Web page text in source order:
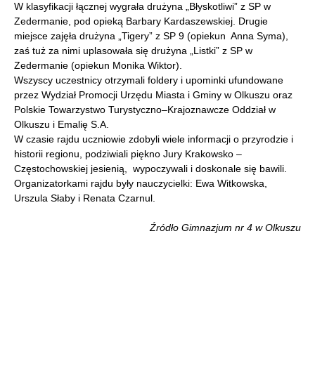
W klasyfikacji łącznej wygrała drużyna „Błyskotliwi” z SP w
Zedermanie, pod opieką Barbary Kardaszewskiej. Drugie
miejsce zajęła drużyna „Tigery” z SP 9 (opiekun Anna Syma),
zaś tuż za nimi uplasowała się drużyna „Listki” z SP w
Zedermanie (opiekun Monika Wiktor).
Wszyscy uczestnicy otrzymali foldery i upominki ufundowane
przez Wydział Promocji Urzędu Miasta i Gminy w Olkuszu oraz
Polskie Towarzystwo Turystyczno–Krajoznawcze Oddział w
Olkuszu i Emalię S.A.
W czasie rajdu uczniowie zdobyli wiele informacji o przyrodzie i
historii regionu, podziwiali piękno Jury Krakowsko –
Częstochowskiej jesienią, wypoczywali i doskonale się bawili.
Organizatorkami rajdu były nauczycielki: Ewa Witkowska,
Urszula Słaby i Renata Czarnul.
Źródło Gimnazjum nr 4 w Olkuszu